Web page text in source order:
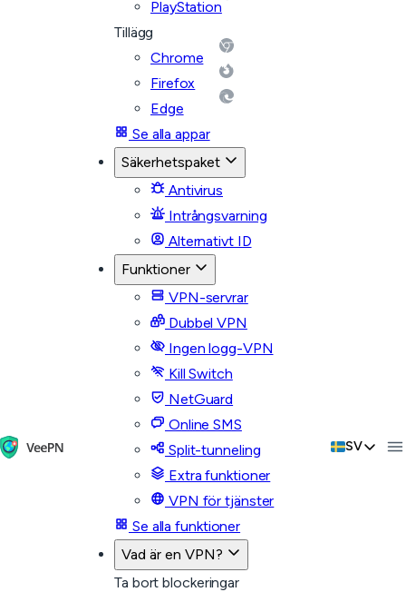
PlayStation
Tillägg
Chrome
Firefox
Edge
Se alla appar
Säkerhetspaket
Antivirus
Intrångsvarning
Alternativt ID
Funktioner
VPN-servrar
Dubbel VPN
Ingen logg-VPN
Kill Switch
NetGuard
Online SMS
Split-tunneling
Extra funktioner
VPN för tjänster
Se alla funktioner
Vad är en VPN?
Ta bort blockeringar
SV